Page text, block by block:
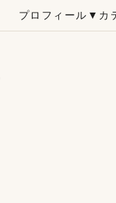
プロフィール ▼カ